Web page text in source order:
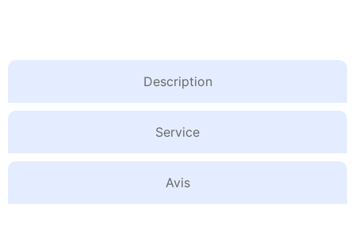
Description
Service
Avis